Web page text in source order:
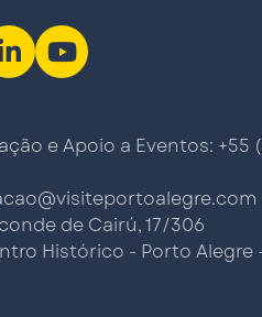
e Apoio a Eventos: +55
de Cairú, 17/306
Histórico - Porto Alegre